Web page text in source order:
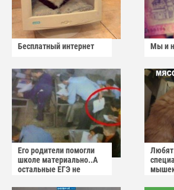
Бесплатный интернет Мы и
Его родители помогли
школе материально..А
остальные ЕГЭ не